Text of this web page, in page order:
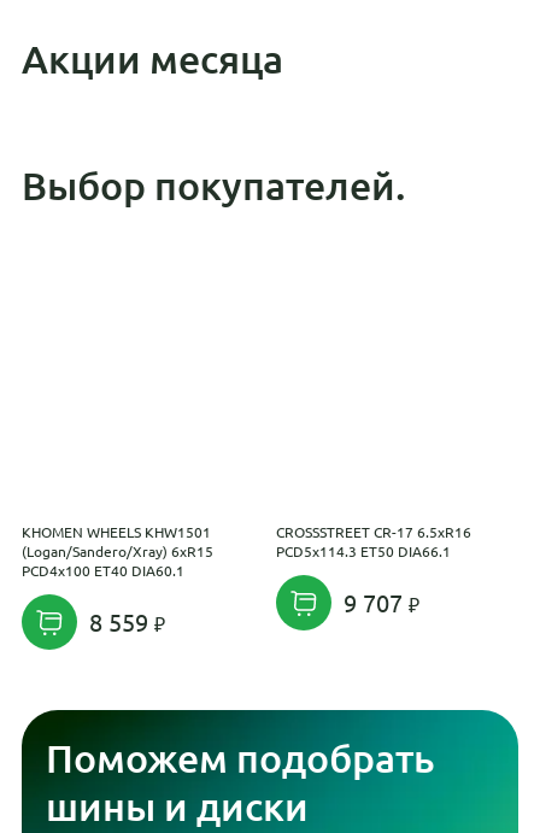
Акции месяца
Выбор покупателей.
KHOMEN WHEELS KHW1501
(Logan/Sandero/Xray) 6xR15
PCD4x100 ET40 DIA60.1
8 559
CROSSSTREET CR-17 6.5xR16
PCD5x114.3 ET50 DIA66.1
9 707
Поможем подобрать
шины и диски